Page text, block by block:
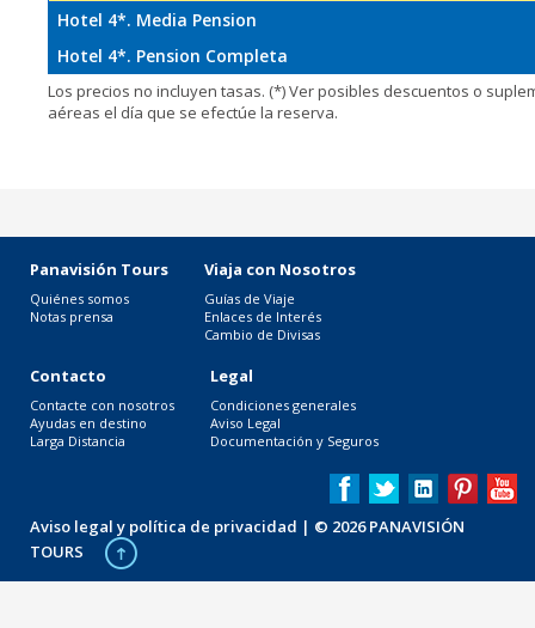
Hotel 4*. Media Pension
Hotel 4*. Pension Completa
Los precios no incluyen tasas. (*) Ver posibles descuentos o
aéreas el día que se efectúe la reserva.
Panavisión Tours
Quiénes somos
Notas prensa
Viaja con Nosotros
Guías de Viaje
Enlaces de Interés
Cambio de Divisas
Contacto
Contacte con nosotros
Ayudas en destino
Larga Distancia
Legal
Condiciones generales
Aviso Legal
Documentación y Seguros
Aviso legal y política de privacidad | © 2026 PANAVISIÓN
TOURS